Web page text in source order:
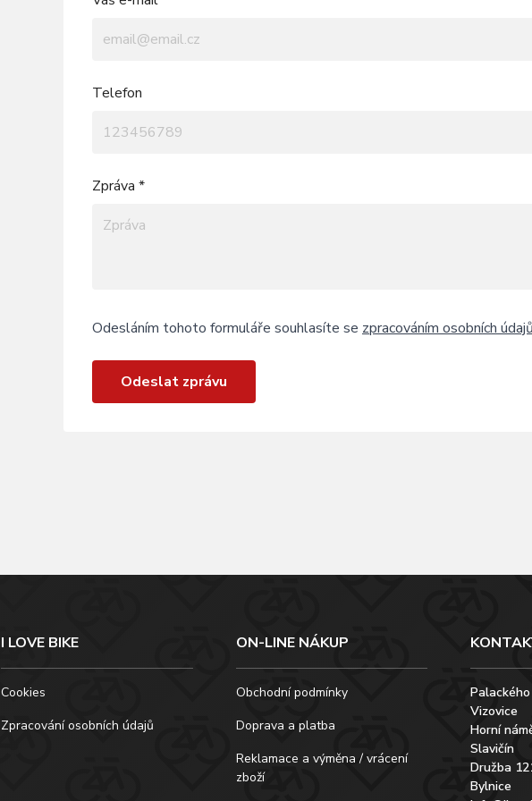
Telefon
Zpráva *
Odesláním tohoto formuláře souhlasíte se zpracováním osobních
Odeslat zprávu
I LOVE BIKE
Cookies
Zpracování osobních údajů
ON-LINE NÁKUP
Obchodní podmínky
Doprava a platba
Reklamace a výměna / vrácení
zboží
Vizovice
Horní
Slavičín
Družba
Bylnice